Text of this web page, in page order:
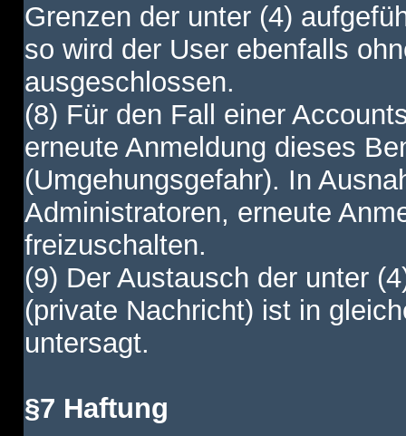
Grenzen der unter (4)
so wird der User ebenfalls
ausgeschlossen.
(8) Für den Fall einer
erneute Anmeldung dieses
(Umgehungsgefahr). In
Administratoren, erneute
freizuschalten.
(9) Der Austausch der unter
(private Nachricht) ist in
untersagt.
§7 Haftung